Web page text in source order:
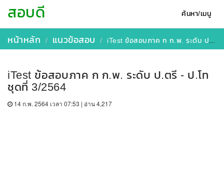
ค้นหา/เมนู
สอบดี
หน้าหลัก แนวข้อสอบ iTest ข้อสอบภาค ก ก.พ. ระดับ ป.ตรี - ป.โท ชุดที่ 3/2564
iTest ข้อสอบภาค ก ก.พ. ระดับ ป.ตรี - ป.โท
ชุดที่ 3/2564
14 ก.พ. 2564 เวลา 07:53 | อ่าน 4,217